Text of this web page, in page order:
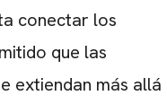
conectar los
que las
extiendan más allá